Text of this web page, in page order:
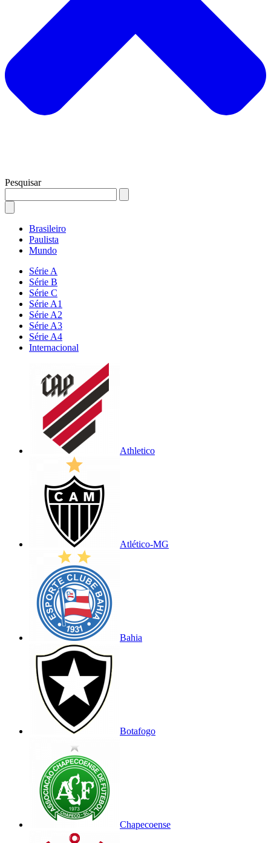
Pesquisar
Brasileiro
Paulista
Mundo
Série A
Série B
Série C
Série A1
Série A2
Série A3
Série A4
Internacional
Athletico
Atlético-MG
Bahia
Botafogo
Chapecoense